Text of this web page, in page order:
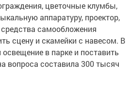
цветочные клумбы,
аппаратуру, проектор,
самообложения
сцену и скамейки с навесом. В
освещение в парке и поставить
вопроса составила 300 тысяч